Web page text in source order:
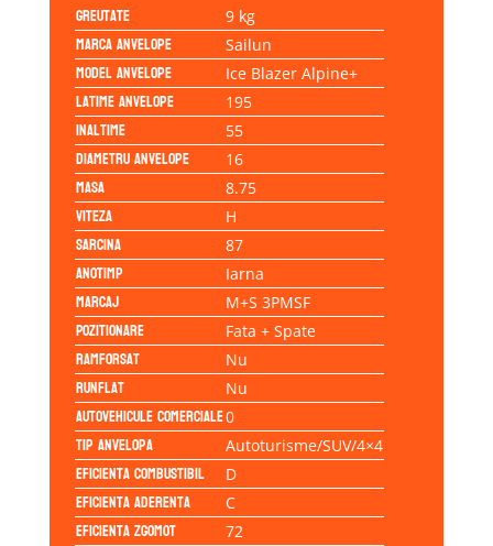
Greutate 9 kg
Marca anvelope Sailun
Model anvelope Ice Blazer Alpine+
Latime anvelope 195
Inaltime 55
Diametru anvelope 16
Masa 8.75
Viteza H
Sarcina 87
Anotimp Iarna
Marcaj M+S 3PMSF
Pozitionare Fata + Spate
Ramforsat Nu
Runflat Nu
Autovehicule comerciale0
Tip anvelopa Autoturisme/SUV/4×4
Eficienta Combustibil D
Eficienta Aderenta C
Eficienta Zgomot 72